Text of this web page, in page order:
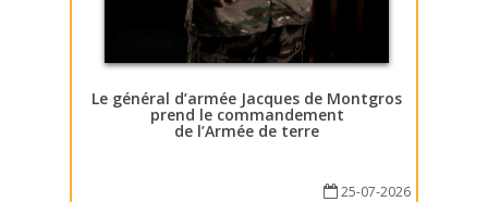
Le général d’armée Jacques de Montgros
prend le commandement
de l’Armée de terre
25-07-2026